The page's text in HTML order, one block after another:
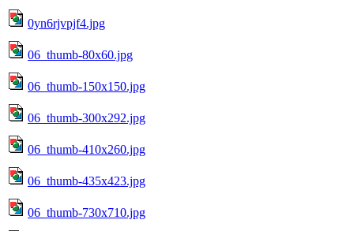
0yn6rjvpjf4.jpg
06_thumb-80x60.jpg
06_thumb-150x150.jpg
06_thumb-300x292.jpg
06_thumb-410x260.jpg
06_thumb-435x423.jpg
06_thumb-730x710.jpg